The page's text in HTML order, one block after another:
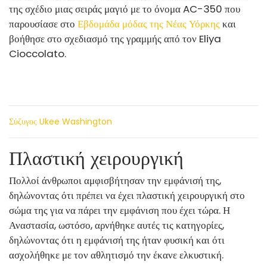
της σχέδιο μιας σειράς μαγιό με το όνομα AC-350 που
παρουσίασε στο Εβδομάδα μόδας της Νέας Υόρκηςκαι
βοήθησε στο σχεδιασμό της γραμμής από τον Eliya
Cioccolato.
Σύζυγος Ukee Washington
Πλαστική χειρουργική
Πολλοί άνθρωποι αμφισβήτησαν την εμφάνισή της,
δηλώνοντας ότι πρέπει να έχει πλαστική χειρουργική στο
σώμα της για να πάρει την εμφάνιση που έχει τώρα. Η
Αναστασία, ωστόσο, αρνήθηκε αυτές τις κατηγορίες,
δηλώνοντας ότι η εμφάνισή της ήταν φυσική και ότι
ασχολήθηκε με τον αθλητισμό την έκανε ελκυστική.